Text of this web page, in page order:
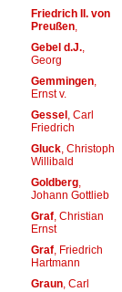
Friedrich II. von
Preußen,
Gebel d.J.,
Georg
Gemmingen,
Ernst v.
Gessel, Carl
Friedrich
Gluck, Christoph
Willibald
Goldberg,
Johann Gottlieb
Graf, Christian
Ernst
Graf, Friedrich
Hartmann
Graun, Carl